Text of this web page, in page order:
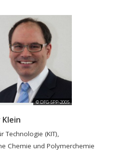
© DFG-SPP-2005
Technologie (KIT),
Chemie und Polymerchemie